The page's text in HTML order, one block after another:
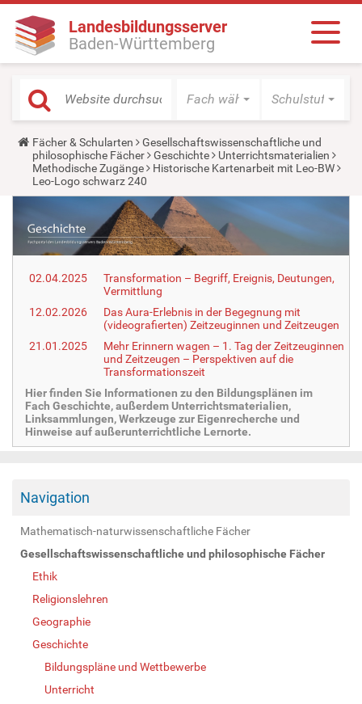
Landesbildungsserver
Baden-Württemberg
Fach wählen Schulstufe
Y
o
u
a
r
e
r
e
Fächer & Schularten
Gesellschaftswissenschaftliche und
philosophische Fächer
Geschichte
Unterrichtsmaterialien
Methodische Zugänge
Historische Kartenarbeit mit Leo-BW
Leo-Logo schwarz 240
02.04.2025
Transformation – Begriff, Ereignis, Deutungen,
Vermittlung
12.02.2026
Das Aura-Erlebnis in der Begegnung mit
(videografierten) Zeitzeuginnen und Zeitzeugen
21.01.2025
Mehr Erinnern wagen – 1. Tag der Zeitzeuginnen
und Zeitzeugen – Perspektiven auf die
Transformationszeit
Hier finden Sie Informationen zu den Bildungsplänen im
Fach Geschichte, außerdem Unterrichtsmaterialien,
Linksammlungen, Werkzeuge zur Eigenrecherche und
Hinweise auf außerunterrichtliche Lernorte.
Navigation
Mathematisch-naturwissenschaftliche Fächer
Gesellschaftswissenschaftliche und philosophische Fächer
Ethik
Religionslehren
Geographie
Geschichte
Bildungspläne und Wettbewerbe
Unterricht